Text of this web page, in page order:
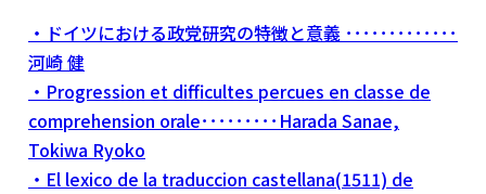
・ドイツにおける政党研究の特徴と意義 ･････････････
河崎 健
・Progression et difficultes percues en classe de
comprehension orale･････････Harada Sanae,
Tokiwa Ryoko
・El lexico de la traduccion castellana(1511) de